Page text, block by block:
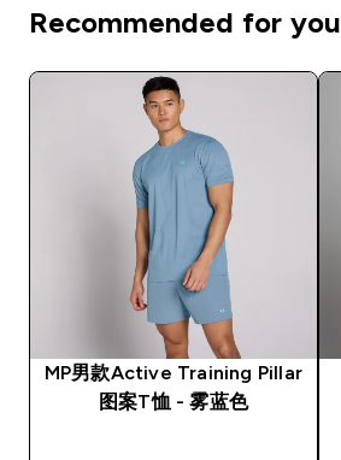
Recommended for you
MP男款Active Training Pillar
图案T恤 - 雾蓝色